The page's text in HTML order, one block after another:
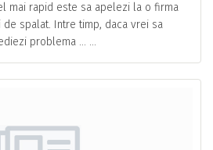
mai rapid este sa apelezi la o firma
de spalat. Intre timp, daca vrei sa
problema … ...